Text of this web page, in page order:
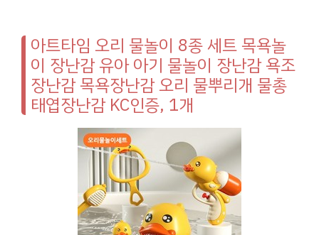
아트타임 오리 물놀이 8종 세트 목욕놀
이 장난감 유아 아기 물놀이 장난감 욕조
장난감 목욕장난감 오리 물뿌리개 물총
태엽장난감 KC인증, 1개